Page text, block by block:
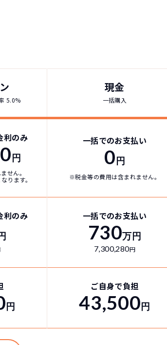
5.0%
現金
一括購入
利のみ
円
せん。
ります。
一括でのお支払い
0円
※税金等の費用は含まれません。
利のみ 一括でのお支払い
730万円
7,300,280円
円
ご自身で負担
43,500円
けます！